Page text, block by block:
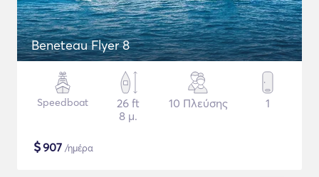
Beneteau Flyer 8
Speedboat
26 ft
8 μ.
10 Πλεύσης 1
$907 /ημέρα